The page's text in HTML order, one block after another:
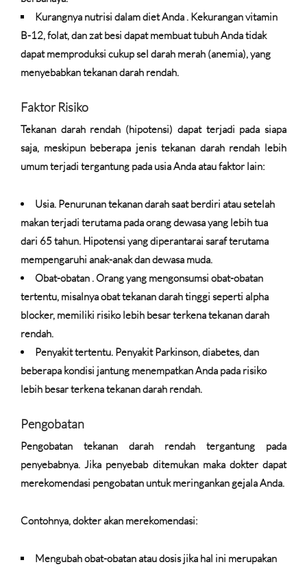
Kurangnya nutrisi dalam diet Anda . Kekurangan vitamin
B-12, folat, dan zat besi dapat membuat tubuh Anda tidak
dapat memproduksi cukup sel darah merah (anemia), yang
menyebabkan tekanan darah rendah.
Faktor Risiko
Tekanan darah rendah (hipotensi) dapat terjadi pada siapa
saja, meskipun beberapa jenis tekanan darah rendah lebih
umum terjadi tergantung pada usia Anda atau faktor lain:
Usia. Penurunan tekanan darah saat berdiri atau setelah
makan terjadi terutama pada orang dewasa yang lebih tua
dari 65 tahun. Hipotensi yang diperantarai saraf terutama
mempengaruhi anak-anak dan dewasa muda.
Obat-obatan . Orang yang mengonsumsi obat-obatan
tertentu, misalnya obat tekanan darah tinggi seperti alpha
blocker, memiliki risiko lebih besar terkena tekanan darah
rendah.
Penyakit tertentu. Penyakit Parkinson, diabetes, dan
beberapa kondisi jantung menempatkan Anda pada risiko
lebih besar terkena tekanan darah rendah.
Pengobatan
Pengobatan tekanan darah rendah tergantung pada
penyebabnya. Jika penyebab ditemukan maka dokter dapat
merekomendasi pengobatan untuk meringankan gejala Anda.
Contohnya, dokter akan merekomendasi:
Mengubah obat-obatan atau dosis jika hal ini merupakan